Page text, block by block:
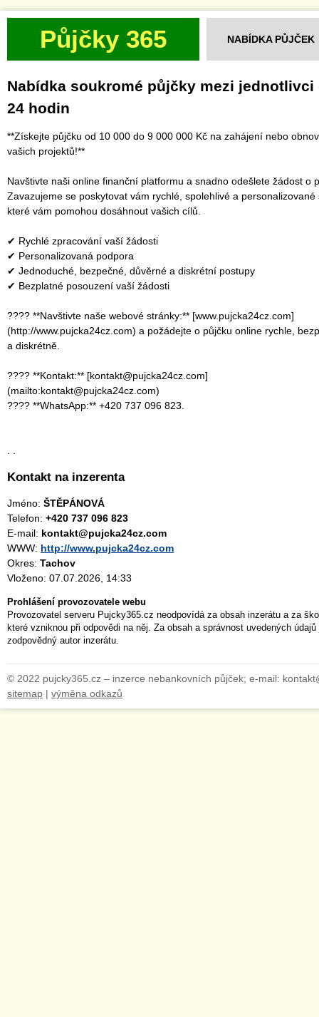
Půjčky 365 NABÍDKA PŮJČEK
Nabídka soukromé půjčky mezi jednotlivci
24 hodin
**Získejte půjčku od 10 000 do 9 000 000 Kč na zahájení nebo
vašich projektů!**
Navštivte naši online finanční platformu a snadno odešlete žádost o
Zavazujeme se poskytovat vám rychlé, spolehlivé a personalizované
které vám pomohou dosáhnout vašich cílů.
✔ Rychlé zpracování vaší žádosti
✔ Personalizovaná podpora
✔ Jednoduché, bezpečné, důvěrné a diskrétní postupy
✔ Bezplatné posouzení vaší žádosti
???? **Navštivte naše webové stránky:** [www.pujcka24cz.com]
(http://www.pujcka24cz.com) a požádejte o půjčku online rychle,
a diskrétně.
???? **Kontakt:** [kontakt@pujcka24cz.com]
(mailto:kontakt@pujcka24cz.com)
???? **WhatsApp:** +420 737 096 823.
Kontakt na inzerenta
Jméno: ŠTĚPÁNOVÁ
Telefon: +420 737 096 823
E-mail: kontakt@pujcka24cz.com
WWW: http://www.pujcka24cz.com
Okres: Tachov
Vloženo: 07.07.2026, 14:33
Prohlášení provozovatele webu
Provozovatel serveru Pujcky365.cz neodpovídá za obsah inzerátu a za
které vzniknou při odpovědi na něj. Za obsah a správnost uvedených
zodpovědný autor inzerátu.
© 2022 pujcky365.cz – inzerce nebankovních půjček; e-mail:
sitemap | výměna odkazů